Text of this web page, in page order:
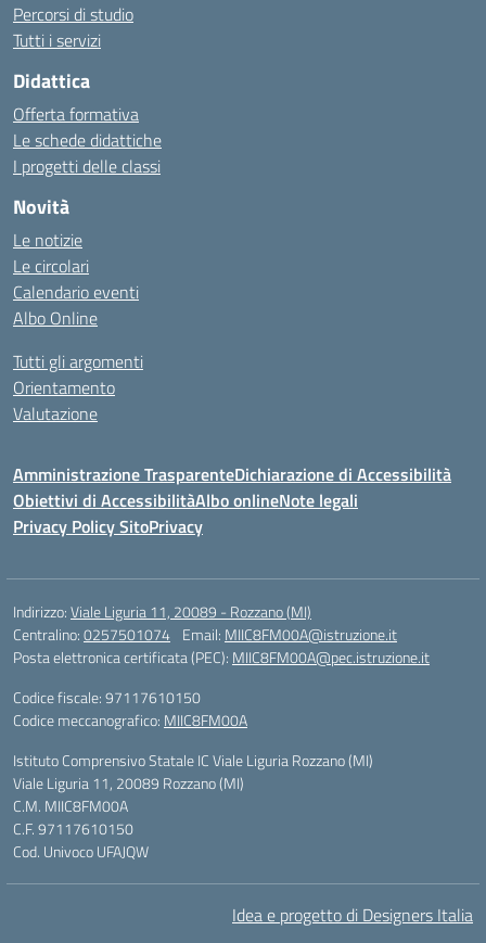
Percorsi di studio
Tutti i servizi
Didattica
Offerta formativa
Le schede didattiche
I progetti delle classi
Novità
Le notizie
Le circolari
Calendario eventi
Albo Online
Tutti gli argomenti
Orientamento
Valutazione
Amministrazione TrasparenteDichiarazione di Accessibilità
Obiettivi di AccessibilitàAlbo onlineNote legali
Privacy Policy SitoPrivacy
Indirizzo:Viale Liguria 11, 20089 - Rozzano (MI)
Centralino:0257501074 Email: MIIC8FM00A@istruzione.it
Posta elettronica certificata (PEC): MIIC8FM00A@pec.istruzione.it
Codice fiscale: 97117610150
Codice meccanografico: MIIC8FM00A
Istituto Comprensivo Statale IC Viale Liguria Rozzano (MI)
Viale Liguria 11, 20089 Rozzano (MI)
C.M. MIIC8FM00A
C.F. 97117610150
Cod. Univoco UFAJQW
Idea e progetto di Designers Italia